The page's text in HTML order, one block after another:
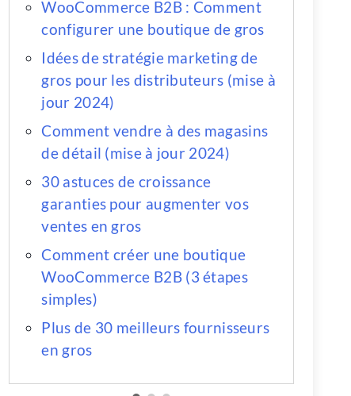
WooCommerce B2B : Comment
configurer une boutique de gros
Idées de stratégie marketing de
gros pour les distributeurs (mise à
jour 2024)
Comment vendre à des magasins
de détail (mise à jour 2024)
30 astuces de croissance
garanties pour augmenter vos
ventes en gros
Comment créer une boutique
WooCommerce B2B (3 étapes
simples)
Plus de 30 meilleurs fournisseurs
en gros